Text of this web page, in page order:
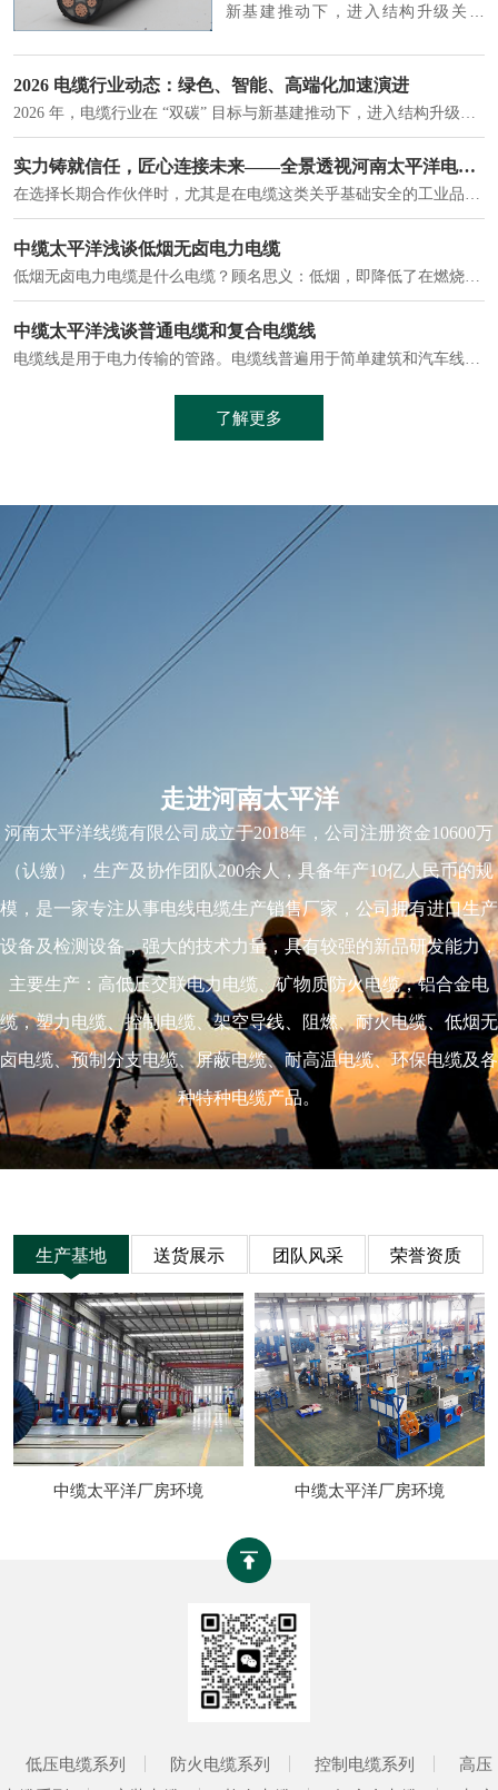
新基建推动下，进入结构升级关键
大清晰趋势，市场格局持续优化。
2026 电缆行业动态：绿色、智能、高端化加速演进
实力铸就信任，匠心连接未来——全景透视河南太平洋电缆厂
在选择长期合作伙伴时，尤其是在电缆这类关乎基础安全的工业品上，供应商的“内在实力”远比一纸报价单更重要。今天，我们邀请您“云参观”河南太平洋电缆厂，透过每一个细节，看我们如何将“可靠”二字，铸入每一米电缆。
中缆太平洋浅谈低烟无卤电力电缆
低烟无卤电力电缆是什么电缆？顾名思义：低烟，即降低了在燃烧时有害物体的产生；卤素对于人体来说是一种有毒气体，无卤就是没有毒气体的释放，通常是针对电缆遇火灾时而言的。低烟无卤电力电缆又可以称之为环保电缆，低烟无卤电缆大多数用于医院和对环境卫生要求比较严格的地方。
中缆太平洋浅谈普通电缆和复合电缆线
电缆线是用于电力传输的管路。电缆线普遍用于简单建筑和汽车线材，作为能源输送缆线，电缆线的复杂结构勿庸置疑。根据目标功能，电缆线具有以下一些特点：建筑用和车用线材要求轻质、大批量生产、价格低廉、具有相当的电学和力学性能和长时间的耐老化性能；工业用线材必须具有符合客户要求的性能；
了解更多
走进河南太平洋
河南太平洋线缆有限公司成立于2018年，公司注册资金10600万
（认缴），生产及协作团队200余人，具备年产10亿人民币的规
模，是一家专注从事电线电缆生产销售厂家，公司拥有进口生产
设备及检测设备，强大的技术力量，具有较强的新品研发能力，
主要生产：高低压交联电力电缆、矿物质防火电缆，铝合金电
缆，塑力电缆、控制电缆、架空导线、阻燃、耐火电缆、低烟无
卤电缆、预制分支电缆、屏蔽电缆、耐高温电缆、环保电缆及各
种特种电缆产品。
生产基地 送货展示 团队风采 荣誉资质
中缆太平洋厂房环境 中缆太平洋厂房环境
低压电缆系列 防火电缆系列 控制电缆系列
高压